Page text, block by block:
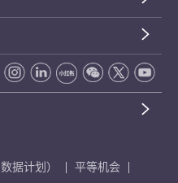
据计划）
平等机会